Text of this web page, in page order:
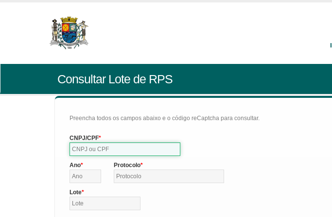
Consultar Lote de RPS
Preencha todos os campos abaixo e o código reCaptcha para consultar.
CNPJ/CPF
Ano Protocolo
Lote